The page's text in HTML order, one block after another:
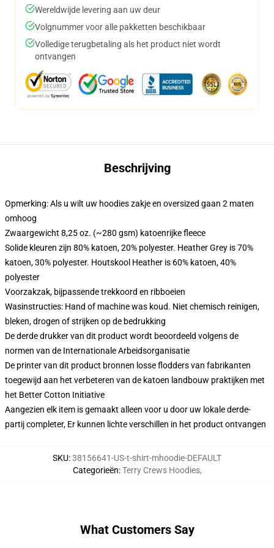
Wereldwijde levering aan uw deur
Volgnummer voor alle pakketten beschikbaar
Volledige terugbetaling als het product niet wordt
ontvangen
Beschrijving
Opmerking: Als u wilt uw hoodies zakje en oversized gaan 2 maten
omhoog
Zwaargewicht 8,25 oz. (~280 gsm) katoenrijke fleece
Solide kleuren zijn 80% katoen, 20% polyester. Heather Grey is 70%
katoen, 30% polyester. Houtskool Heather is 60% katoen, 40%
polyester
Voorzakzak, bijpassende trekkoord en ribboeien
Wasinstructies: Hand of machine was koud. Niet chemisch reinigen,
bleken, drogen of strijken op de bedrukking
De derde drukker van dit product wordt beoordeeld volgens de
normen van de Internationale Arbeidsorganisatie
De printer van dit product bronnen losse flodders van fabrikanten
toegewijd aan het verbeteren van de katoen landbouw praktijken met
het Better Cotton Initiative
Aangezien elk item is gemaakt alleen voor u door uw lokale derde-
partij completer, Er kunnen lichte verschillen in het product ontvangen
SKU:38156641-US-t-shirt-mhoodie-DEFAULT
Categorieën:Terry Crews Hoodies,
What Customers Say